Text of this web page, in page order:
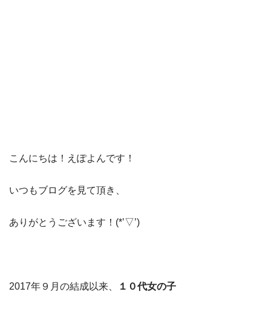
こんにちは！えぽよんです！
いつもブログを見て頂き、
ありがとうございます！(*’▽’)
2017年９月の結成以来、 １０代女の子